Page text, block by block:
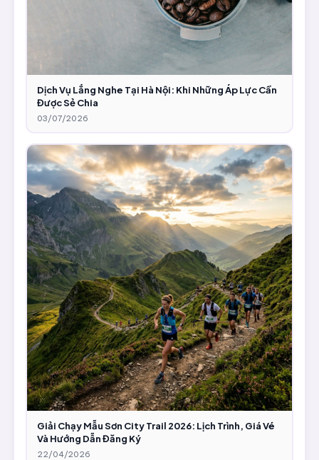
Dịch Vụ Lắng Nghe Tại Hà Nội: Khi Những Áp Lực Cần
Được Sẻ Chia
03/07/2026
Giải Chạy Mẫu Sơn City Trail 2026: Lịch Trình, Giá Vé
Và Hướng Dẫn Đăng Ký
22/04/2026